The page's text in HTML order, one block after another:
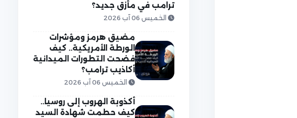
ترامب في مأزق جديد؟
الخميس 06 آب 2026
مضيق هرمز ومؤشرات
الورطة الأمريكية.. كيف
فضحت التطورات الميدانية
أكاذيب ترامب؟
الخميس 06 آب 2026
أكذوبة الهروب إلى روسيا..
كيف حطمت شهادة السيد